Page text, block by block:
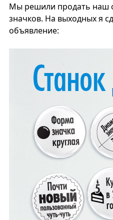
Мы решили продать наш
значков. На выходных я
объявление: